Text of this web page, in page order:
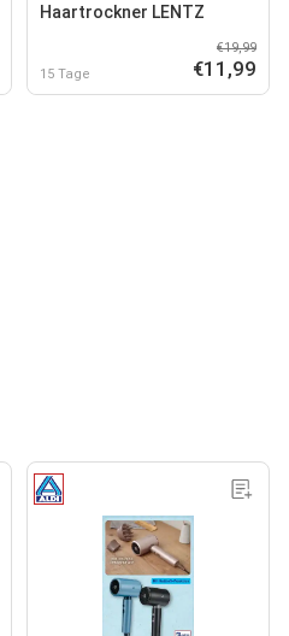
Haartrockner LENTZ
15 Tage
€19,99
€11,99